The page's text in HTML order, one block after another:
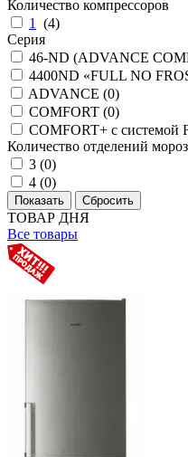
Количество компрессоров
1
(4)
Серия
46-ND (ADVANCE
4400ND «FULL NO
ADVANCE (0)
COMFORT (0)
COMFORT+ с системой
Количество отделений
3 (0)
4 (0)
ТОВАР ДНЯ
Все товары